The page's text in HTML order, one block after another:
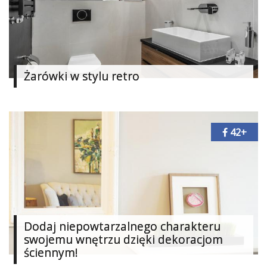
Modelina
Najlepsze
Kategorie
«
Dodaj
Dodaj
galerię
Żarówki w stylu retro
Dodaj niepowtarzalnego charakteru
swojemu wnętrzu dzięki dekoracjom
ściennym!
42+